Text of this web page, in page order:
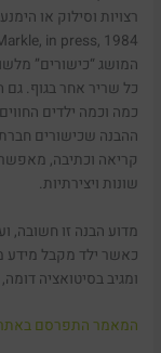
in press, 1984).
המושג “כישורים”
כל שריר אחר בגוף. גם
כמה וכמה ילדים
ההבנה שכישורים
קריאה וכתיבה,
שונות ויצירתיות.
מדוע הבנה זו חשובה,
כאשר ילד מקבל מידע
ומגיב בסיטואציה
המאמר התפרסם באתר